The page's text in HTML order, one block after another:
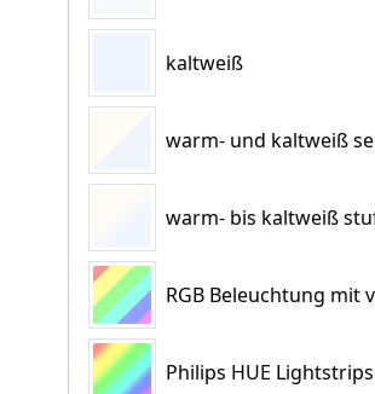
kaltweiß
warm- und kaltweiß
warm- bis kaltweiß
RGB Beleuchtung mit
Philips HUE Lightstrips